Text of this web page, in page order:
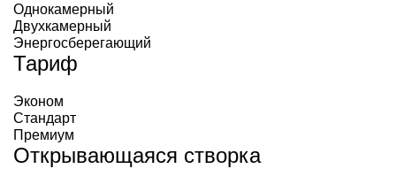
Однокамерный
Двухкамерный
Энергосберегающий
Тариф
Эконом
Стандарт
Премиум
Открывающаяся створка